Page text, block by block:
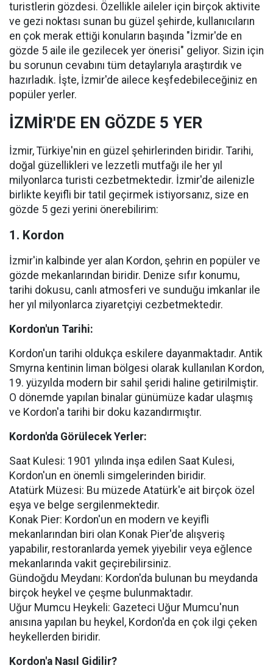
turistlerin gözdesi. Özellikle aileler için birçok aktivite
ve gezi noktası sunan bu güzel şehirde, kullanıcıların
en çok merak ettiği konuların başında "İzmir'de en
gözde 5 aile ile gezilecek yer önerisi" geliyor. Sizin için
bu sorunun cevabını tüm detaylarıyla araştırdık ve
hazırladık. İşte, İzmir'de ailece keşfedebileceğiniz en
popüler yerler.
İZMİR'DE EN GÖZDE 5 YER
İzmir, Türkiye'nin en güzel şehirlerinden biridir. Tarihi,
doğal güzellikleri ve lezzetli mutfağı ile her yıl
milyonlarca turisti cezbetmektedir. İzmir'de ailenizle
birlikte keyifli bir tatil geçirmek istiyorsanız, size en
gözde 5 gezi yerini önerebilirim:
1. Kordon
İzmir'in kalbinde yer alan Kordon, şehrin en popüler ve
gözde mekanlarından biridir. Denize sıfır konumu,
tarihi dokusu, canlı atmosferi ve sunduğu imkanlar ile
her yıl milyonlarca ziyaretçiyi cezbetmektedir.
Kordon'un Tarihi:
Kordon'un tarihi oldukça eskilere dayanmaktadır. Antik
Smyrna kentinin liman bölgesi olarak kullanılan Kordon,
19. yüzyılda modern bir sahil şeridi haline getirilmiştir.
O dönemde yapılan binalar günümüze kadar ulaşmış
ve Kordon'a tarihi bir doku kazandırmıştır.
Kordon'da Görülecek Yerler:
Saat Kulesi: 1901 yılında inşa edilen Saat Kulesi,
Kordon'un en önemli simgelerinden biridir.
Atatürk Müzesi: Bu müzede Atatürk'e ait birçok özel
eşya ve belge sergilenmektedir.
Konak Pier: Kordon'un en modern ve keyifli
mekanlarından biri olan Konak Pier'de alışveriş
yapabilir, restoranlarda yemek yiyebilir veya eğlence
mekanlarında vakit geçirebilirsiniz.
Gündoğdu Meydanı: Kordon'da bulunan bu meydanda
birçok heykel ve çeşme bulunmaktadır.
Uğur Mumcu Heykeli: Gazeteci Uğur Mumcu'nun
anısına yapılan bu heykel, Kordon'da en çok ilgi çeken
heykellerden biridir.
Kordon'a Nasıl Gidilir?